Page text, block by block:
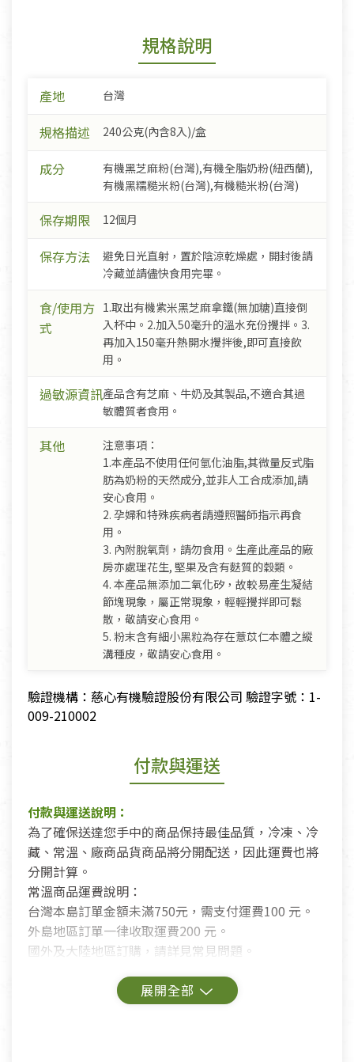
規格說明
產地 台灣
規格描述 240公克(內含8入)/盒
成分
有機黑芝麻粉(台灣),有機全脂奶粉(紐西蘭),
有機黑糯糙米粉(台灣),有機糙米粉(台灣)
保存期限 12個月
保存方法
避免日光直射，置於陰涼乾燥處，開封後請
冷藏並請儘快食用完畢。
食/使用方
式
1.取出有機紫米黑芝麻拿鐵(無加糖)直接倒
入杯中。2.加入50毫升的溫水充份攪拌。3.
再加入150毫升熱開水攪拌後,即可直接飲
用。
過敏源資訊產品含有芝麻、牛奶及其製品,不適合其過
敏體質者食用。
其他
注意事項：
1.本產品不使用任何氫化油脂,其微量反式脂
肪為奶粉的天然成分,並非人工合成添加,請
安心食用。
2. 孕婦和特殊疾病者請遵照醫師指示再食
用。
3. 內附脫氧劑，請勿食用。生產此產品的廠
房亦處理花生, 堅果及含有麩質的穀類。
4. 本產品無添加二氧化矽，故較易產生凝結
節塊現象，屬正常現象，輕輕攪拌即可鬆
散，敬請安心食用。
5. 粉末含有細小黑粒為存在薏苡仁本體之縱
溝種皮，敬請安心食用。
驗證機構：慈心有機驗證股份有限公司 驗證字號：1-
009-210002
付款與運送
付款與運送說明：
為了確保送達您手中的商品保持最佳品質，冷凍、冷
藏、常溫、廠商品貨商品將分開配送，因此運費也將
分開計算。
常溫商品運費說明：
台灣本島訂單金額未滿750元，需支付運費100 元。
外島地區訂單一律收取運費200 元。
國外及大陸地區訂購，請詳見常見問題。
鑑賞期商品說明：